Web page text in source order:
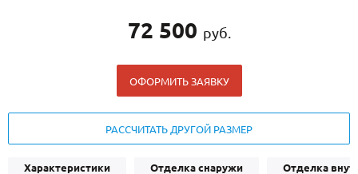
72 500 руб.
ОФОРМИТЬ ЗАЯВКУ
РАССЧИТАТЬ ДРУГОЙ РАЗМЕР
Характеристики Отделка снаружи Отделка